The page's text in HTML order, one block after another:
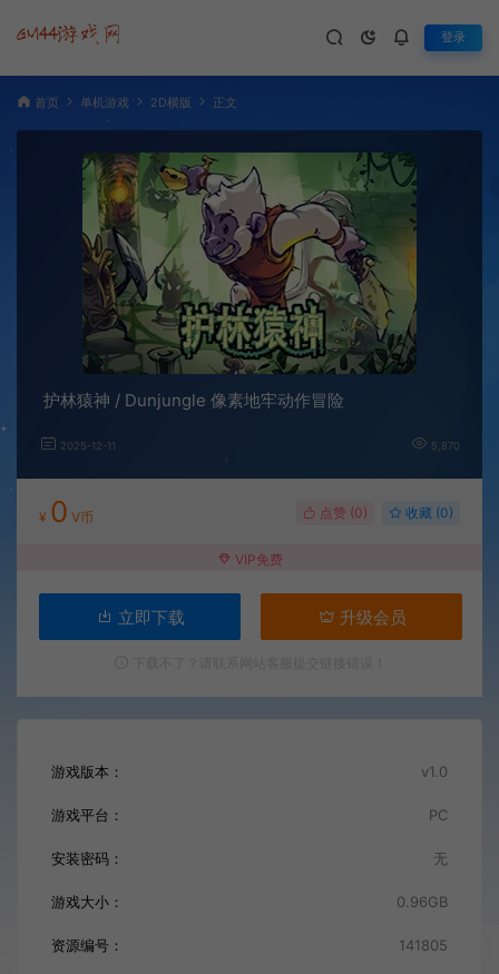
登录
首页 单机游戏 2D横版 正文
护林猿神 / Dunjungle 像素地牢动作冒险
2025-12-11 5,870
¥ 0 V币 点赞 (0) 收藏 (0)
VIP免费
立即下载 升级会员
游戏版本： v1.0
游戏平台： PC
安装密码： 无
游戏大小： 0.96GB
资源编号： 141805